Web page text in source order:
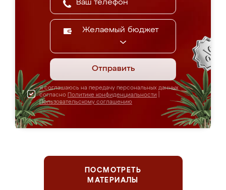
Желаемый бюджет
Отправить
Я соглашаюсь на передачу персональных данных
согласно Политике конфиденциальности
Пользовательскому соглашению
ПОСМОТРЕТЬ
МАТЕРИАЛЫ